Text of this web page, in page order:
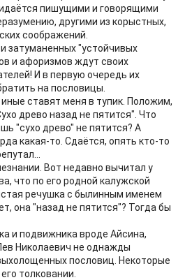
пишущими и говорящими
другими из корыстных,
соображений.
затуманенных "устойчивых
и афоризмов ждут своих
И в первую очередь их
на пословицы.
ставят меня в тупик. Положим,
древо назад не пятится". Что
"сухо древо" не пятится? А
какая-то. Сдаётся, опять кто-то
Вот недавно вычитал у
что по его родной калужской
речушка с былинным именем
она "назад не пятится"? Тогда бы
и подвижника вроде Айсина,
Николаевич не однажды
пословиц. Некоторые
толковании.